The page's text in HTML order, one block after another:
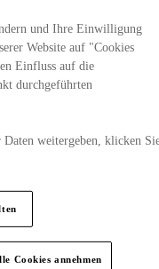
und Ihre Einwilligung
Website auf "Cookies
Einfluss auf die
durchgeführten
weitergeben, klicken
Cookies annehmen